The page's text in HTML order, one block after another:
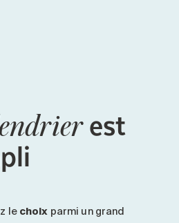
est
le choix parmi un grand